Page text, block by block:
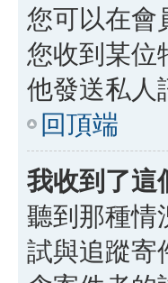
您可以在會
您收到某位
他發送私人
回頂端
我收到了這
聽到那種情
試與追蹤寄